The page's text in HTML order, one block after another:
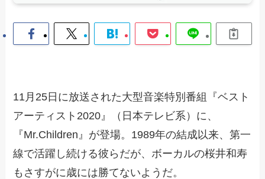
11月25日に放送された大型音楽特別番組『ベスト
アーティスト2020』（日本テレビ系）に、
『Mr.Children』が登場。1989年の結成以来、第一
線で活躍し続ける彼らだが、ボーカルの桜井和寿
もさすがに歳には勝てないようだ。